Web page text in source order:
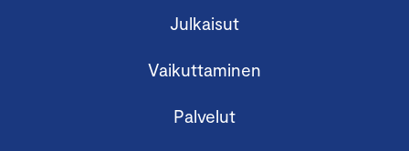
Julkaisut
Vaikuttaminen
Palvelut